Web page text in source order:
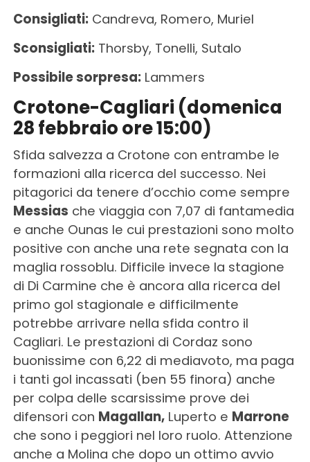
Consigliati:Candreva, Romero, Muriel
Sconsigliati:Thorsby, Tonelli, Sutalo
Possibile sorpresa:Lammers
Crotone-Cagliari (domenica
28 febbraio ore 15:00)
Sfida salvezza a Crotone con entrambe le
formazioni alla ricerca del successo. Nei
pitagorici da tenere d’occhio come sempre
Messias che viaggia con 7,07 di fantamedia
e anche Ounas le cui prestazioni sono molto
positive con anche una rete segnata con la
maglia rossoblu. Difficile invece la stagione
di Di Carmine che è ancora alla ricerca del
primo gol stagionale e difficilmente
potrebbe arrivare nella sfida contro il
Cagliari. Le prestazioni di Cordaz sono
buonissime con 6,22 di mediavoto, ma paga
i tanti gol incassati (ben 55 finora) anche
per colpa delle scarsissime prove dei
difensori con Magallan,Luperto e Marrone
che sono i peggiori nel loro ruolo. Attenzione
anche a Molina che dopo un ottimo avvio